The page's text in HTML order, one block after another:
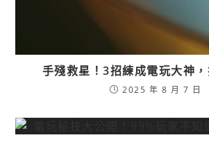
手殘救星！3招練成電玩大神
2025 年 8 月 7 日